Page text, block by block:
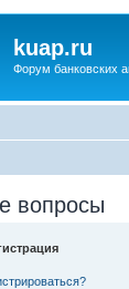
kuap.ru
Форум банковских
вопросы